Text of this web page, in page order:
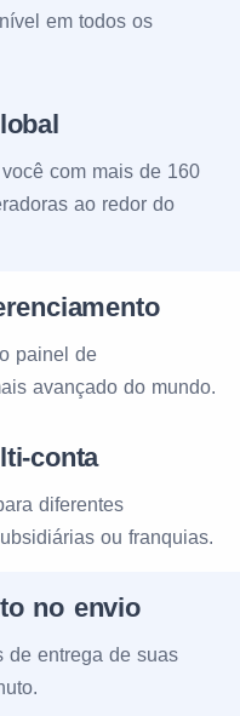
em todos os
com mais de 160
ao redor do
painel de
avançado do mundo.
conta
diferentes
ou franquias.
no envio
de entrega de suas